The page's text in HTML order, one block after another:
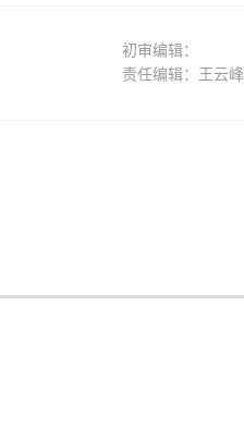
初审编辑：
责任编辑：王云峰